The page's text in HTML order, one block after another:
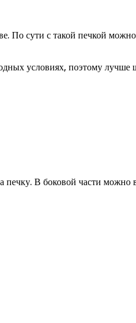
По сути с такой печкой можно
условиях, поэтому лучше
В боковой части можно